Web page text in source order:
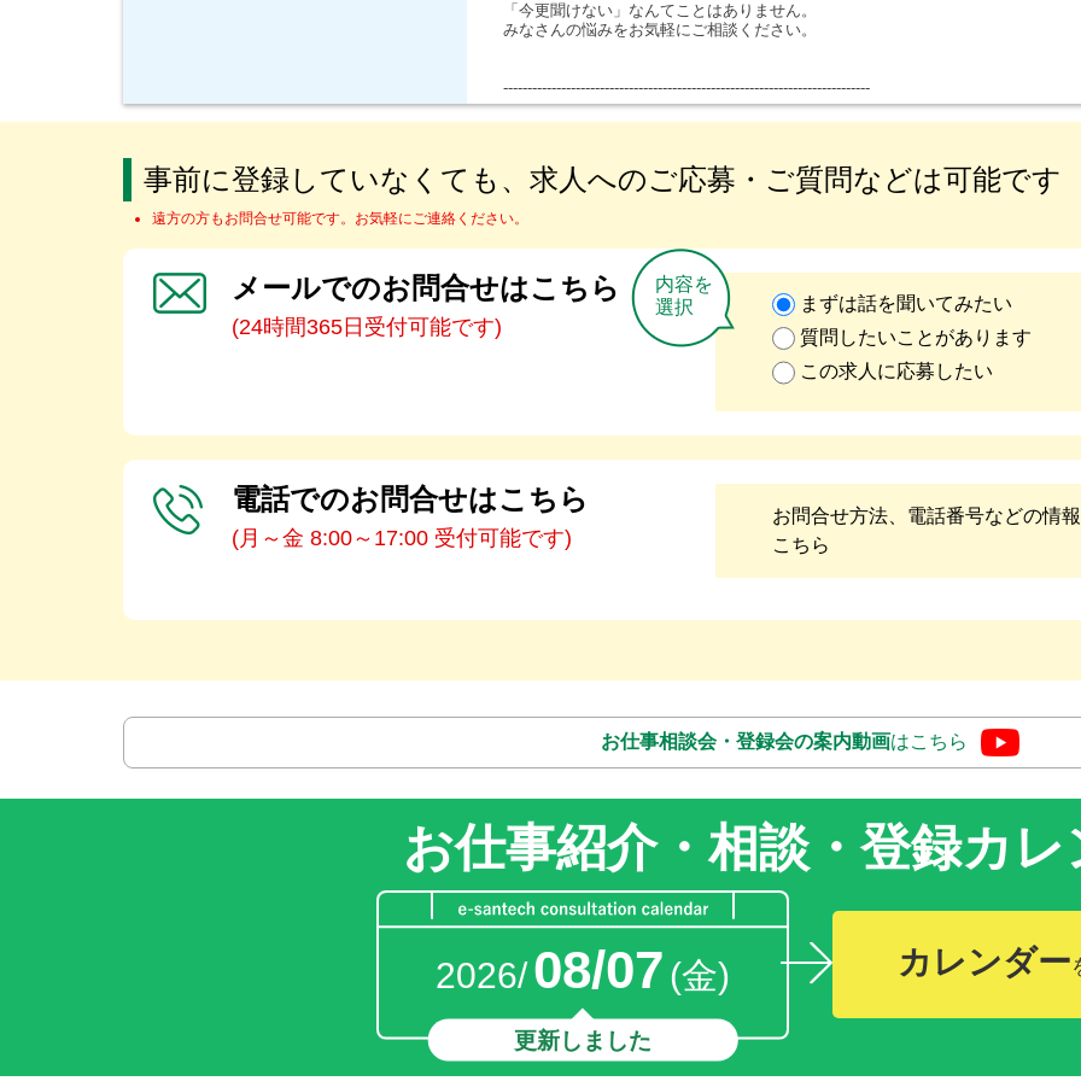
「今更聞けない」なんてことはありません。
みなさんの悩みをお気軽にご相談ください。
----------------------------------------------------------------------------
事前に登録していなくても、求人へのご応募・ご質問などは可能です
遠方の方もお問合せ可能です。お気軽にご連絡ください。
メールでのお問合せはこちら
(24時間365日受付可能です)
内容を
選択
まずは話を聞いてみたい
質問したいことがあります
この求人に応募したい
電話でのお問合せはこちら
(月～金 8:00～17:00 受付可能です)
お問合せ方法、電話番号などの情
こちら
お仕事相談会・登録会の案内動画はこちら
お仕事紹介・相談・登録カレ
2026/08/07 (金)
更新しました
カレンダー